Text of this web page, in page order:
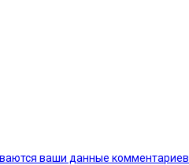
ваши данные комментариев